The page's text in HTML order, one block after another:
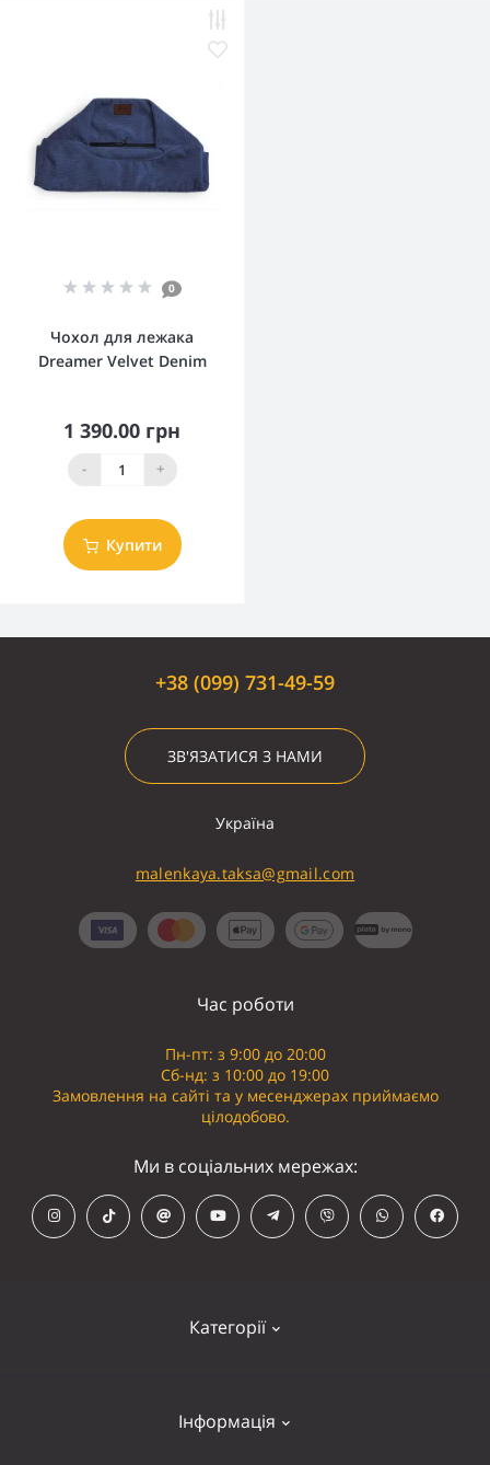
0
Чохол для лежака
Dreamer Velvet Denim
1 390.00 грн
- +
Купити
+38 (099) 731-49-59
ЗВ'ЯЗАТИСЯ З НАМИ
Україна
malenkaya.taksa@gmail.com
Категорії
Інформація
Час роботи
Пн-пт: з 9:00 до 20:00
Сб-нд: з 10:00 до 19:00
Замовлення на сайті та у месенджерах приймаємо
цілодобово.
Ми в соціальних мережах: